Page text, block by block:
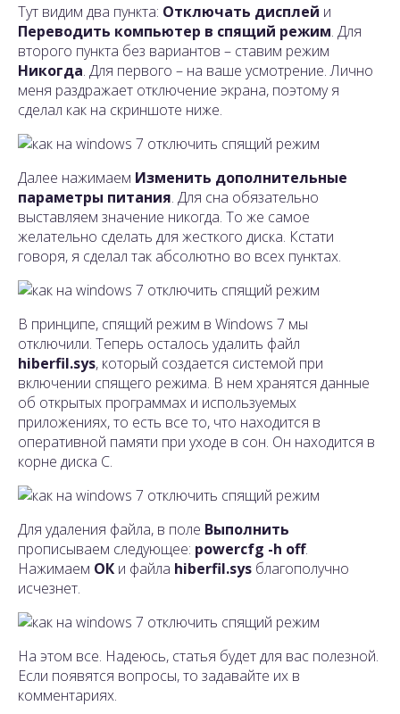
Тут видим два пункта: Отключать дисплей и
Переводить компьютер в спящий режим. Для
второго пункта без вариантов – ставим режим
Никогда. Для первого – на ваше усмотрение. Лично
меня раздражает отключение экрана, поэтому я
сделал как на скриншоте ниже.
Далее нажимаем Изменить дополнительные
параметры питания. Для сна обязательно
выставляем значение никогда. То же самое
желательно сделать для жесткого диска. Кстати
говоря, я сделал так абсолютно во всех пунктах.
В принципе, спящий режим в Windows 7 мы
отключили. Теперь осталось удалить файл
hiberfil.sys, который создается системой при
включении спящего режима. В нем хранятся данные
об открытых программах и используемых
приложениях, то есть все то, что находится в
оперативной памяти при уходе в сон. Он находится в
корне диска C.
Для удаления файла, в поле Выполнить
прописываем следующее: powercfg -h off.
Нажимаем ОК и файла hiberfil.sys благополучно
исчезнет.
На этом все. Надеюсь, статья будет для вас полезной.
Если появятся вопросы, то задавайте их в
комментариях.